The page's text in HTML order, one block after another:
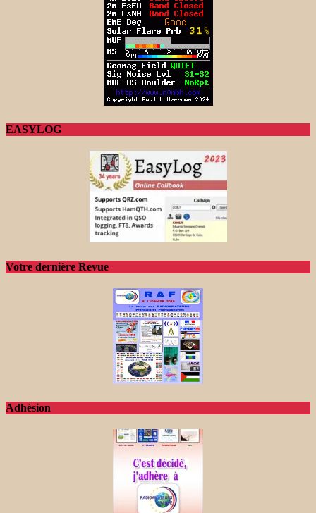
EASYLOG
Votre dernière Revue
Adhésion